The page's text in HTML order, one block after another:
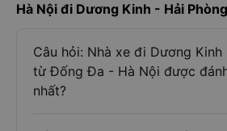
Hà Nội đi Dương Kinh - Hải Phòng
Câu hỏi: Nhà xe đi Dương Kinh
từ Đống Đa - Hà Nội được
nhất?